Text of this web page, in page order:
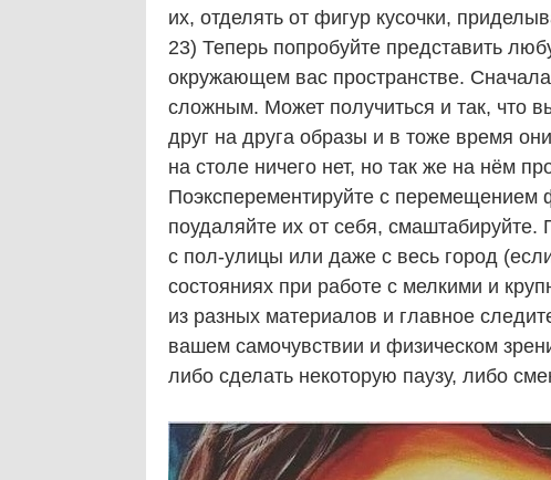
их, отделять от фигур кусочки,
23) Теперь попробуйте представить
окружающем вас пространстве. Сначала
сложным. Может получиться и так, что
друг на друга образы и в тоже время
на столе ничего нет, но так же на нём
Поэксперементируйте с перемещением
поудаляйте их от себя,
с пол-улицы или даже с весь город
состояниях при работе с мелкими и
из разных материалов и главное
вашем самочувствии и физическом
либо сделать некоторую паузу, либо